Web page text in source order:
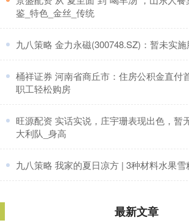
鉴_特色_金丝_传统
九八策略 金力永磁(300748.SZ)：暂未实
桶祥证券 河南省商丘市：住房公积金直付
职工轻松购房
旺源配资 实话实说，庄宇珊表现出色，暂
大利队_身高
九八策略 我家的夏日凉方 | 3种材料水果
最新文章